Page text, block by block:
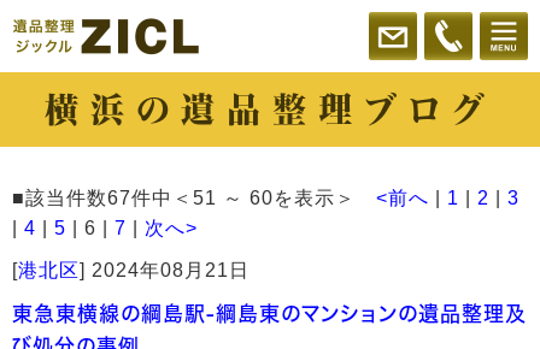
横浜の遺品整理ブログ
■該当件数67件中＜51 ～ 60を表示＞ <前へ 1 2
3
4 5 | 6 | 7 次へ>
[港北区] 2024年08月21日
東急東横線の綱島駅-綱島東のマンションの遺品整理及